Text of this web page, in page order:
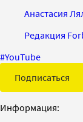
Анастасия
Редакция
#YouTube
Подписаться
Информация: